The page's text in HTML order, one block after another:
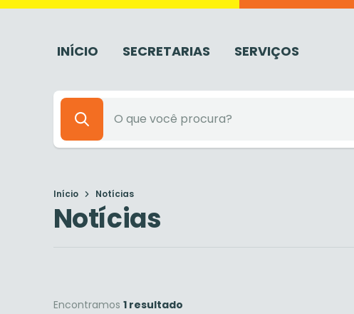
INÍCIO SECRETARIAS SERVIÇOS
Início Notícias
Notícias
Encontramos 1 resultado